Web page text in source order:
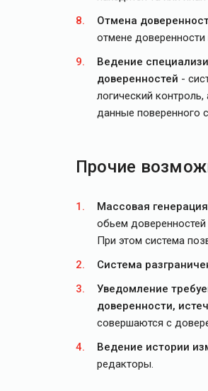
Отмена
отмене
Ведение
доверенностей -
логический
данные поверенного
Прочие
Массовая
обьем
При этом система
Система
Уведомление
доверенности,
совершаются с
Ведение истории
редакторы.